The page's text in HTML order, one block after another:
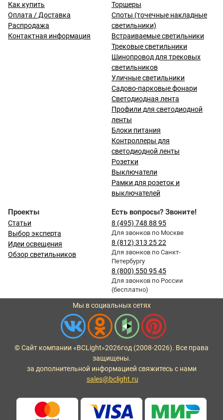
Как купить
Оплата / Доставка
Распродажа
Контактная информация
Торшеры
Споты (точечные накладные
светильники)
Встраиваемые светильники
Трековые светильники
Шинопровод для трековых
светильников
Уличные светильники
Садово-парковые фонари
Светодиодная лента
Профили для светодиодной
ленты
Блоки питания
Контроллеры для
светодиодной ленты
Розетки
Выключатели
Рамки для розеток и
выключателей
Проекты
Статьи
Выбор эксперта
Идеи освещения
Обзор светильников
Есть вопросы? Звоните!
8 (495) 748 88 95
Для звонков по Москве
8 (812) 313 25 22
Для звонков по Санкт-
Петербургу
8 (800) 550 95 45
Для звонков по России
(бесплатно)
Мы в социальных сетях
© Сайт компании «BCLight»2026год (2008-2026). Все права
защищены.
за дополнительной информацией свяжитесь с нами
sales@bclight.ru